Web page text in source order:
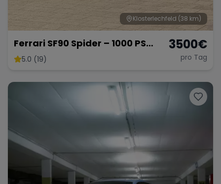
Klosterlechfeld (38 km)
Ferrari SF90 Spider – 1000 PS
Supersportwagen
5.0 (19)
3500€
pro Tag